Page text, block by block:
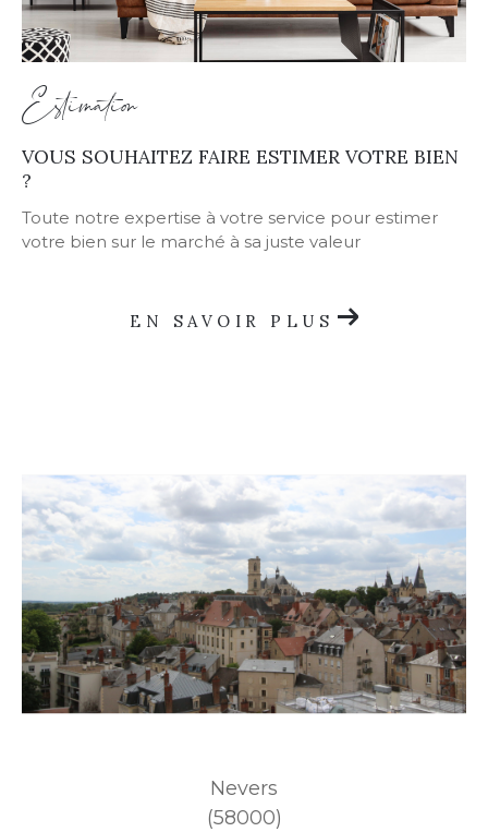
Estimation
VOUS SOUHAITEZ FAIRE ESTIMER VOTRE BIEN
?
Toute notre expertise à votre service pour estimer
votre bien sur le marché à sa juste valeur
EN SAVOIR PLUS
Nevers
(58000)